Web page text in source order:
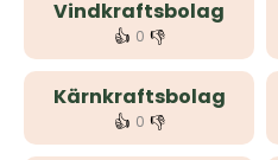
Vindkraftsbolag
👍 0 👎
Kärnkraftsbolag
👍 0 👎